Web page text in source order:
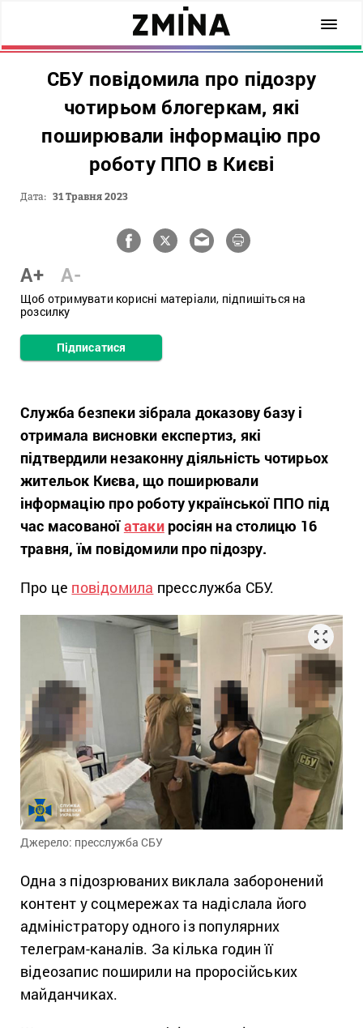
СБУ повідомила про підозру
чотирьом блогеркам, які
поширювали інформацію про
роботу ППО в Києві
Дата: 31 Травня 2023
A+ A-
Щоб отримувати корисні матеріали, підпишіться на
розсилку
Підписатися
Служба безпеки зібрала доказову базу і
отримала висновки експертиз, які
підтвердили незаконну діяльність чотирьох
жительок Києва, що поширювали
інформацію про роботу української ППО під
час масованоїатакиросіян на столицю 16
травня, їм повідомили про підозру.
Про це повідомила пресслужба СБУ.
Джерело: пресслужба СБУ
Одна з підозрюваних виклала заборонений
контент у соцмережах та надіслала його
адміністратору одного із популярних
телеграм-каналів. За кілька годин її
відеозапис поширили на проросійських
майданчиках.